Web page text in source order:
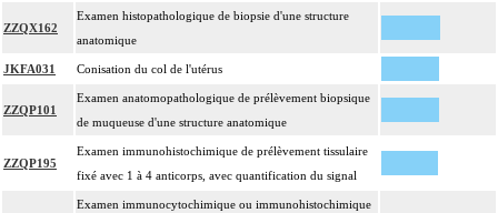
ZZQX162
Examen histopathologique de biopsie d'une structure
anatomique
JKFA031 Conisation du col de l'utérus
ZZQP101
Examen anatomopathologique de prélèvement biopsique
de muqueuse d'une structure anatomique
ZZQP195
Examen immunohistochimique de prélèvement tissulaire
fixé avec 1 à 4 anticorps, avec quantification du signal
Examen immunocytochimique ou immunohistochimique